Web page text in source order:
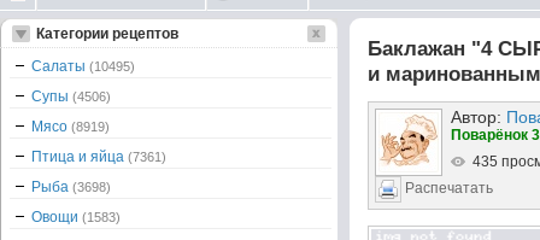
Баклажан "4
и
Автор:
Поварёнок
435
Распечатать
Категории рецептов
Салаты (10495)
Супы (4506)
Мясо (8919)
Птица и яйца (7361)
Рыба (3698)
Овощи (1583)